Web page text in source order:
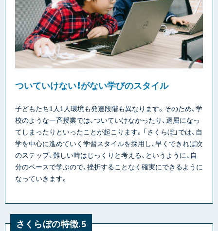
ついていけない！がない学びのスタイル
子どもたち1人1人環境も発達段階も異なります。そのため、学
校のような一斉授業では、ついていけなかったり、退屈になっ
てしまったりといったことが起こります。「さくらぼ」では、自
学を中心に進めていく学習スタイルを採用し、早くできれば次
のステップ、難しい時はじっくりと考える、というように、自
分のペースで学ぶので、挫折することなく確実にできるように
なっていきます。
さくらぼの特徴.5